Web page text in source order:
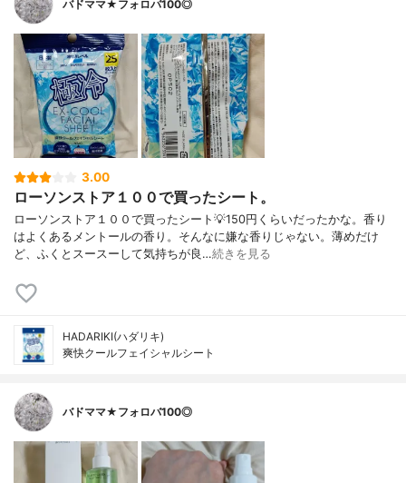
バドママ★フォロバ100◎
3.00
ローソンストア１００で買ったシート。
ローソンストア１００で買ったシート💡150円くらいだったかな。香り
はよくあるメントールの香り。そんなに嫌な香りじゃない。薄めだけ
ど、ふくとスースーして気持ちが良…続きを見る
HADARIKI(ハダリキ)
爽快クールフェイシャルシート
バドママ★フォロバ100◎